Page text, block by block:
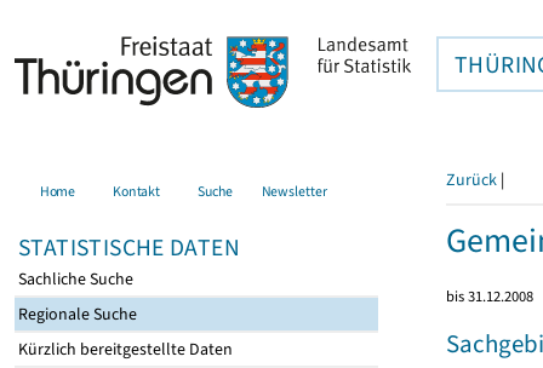
Home Kontakt Suche Newsletter
STATISTISCHE DATEN
Sachliche Suche
Regionale Suche
Kürzlich bereitgestellte Daten
Zurück |
bis 31.12.2008